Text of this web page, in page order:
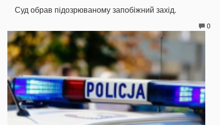
Суд обрав підозрюваному запобіжний захід.
0